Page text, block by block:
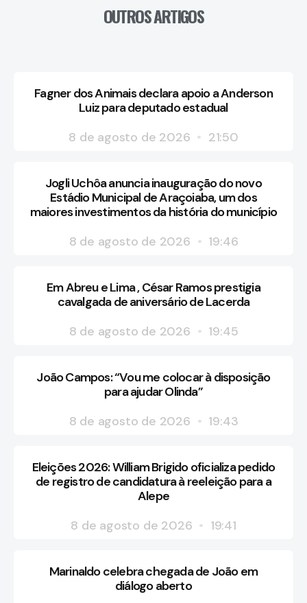
OUTROS ARTIGOS
Fagner dos Animais declara apoio a Anderson
Luiz para deputado estadual
8 de agosto de 2026
21:50
Jogli Uchôa anuncia inauguração do novo
Estádio Municipal de Araçoiaba, um dos
maiores investimentos da história do município
8 de agosto de 2026
19:46
Em Abreu e Lima , César Ramos prestigia
cavalgada de aniversário de Lacerda
8 de agosto de 2026
19:45
João Campos: “Vou me colocar à disposição
para ajudar Olinda”
8 de agosto de 2026
19:43
Eleições 2026: William Brigido oficializa pedido
de registro de candidatura à reeleição para a
Alepe
8 de agosto de 2026
19:41
Marinaldo celebra chegada de João em
diálogo aberto